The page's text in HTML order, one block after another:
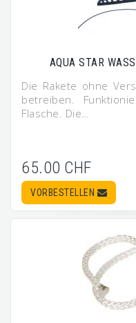
AQUA STAR
Die Rakete ohne
betreiben.
Flasche. Die…
65.00 CHF
VORBESTELLEN